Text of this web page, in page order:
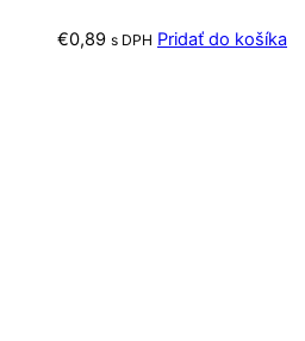
€0,89 s DPH Pridať do košíka